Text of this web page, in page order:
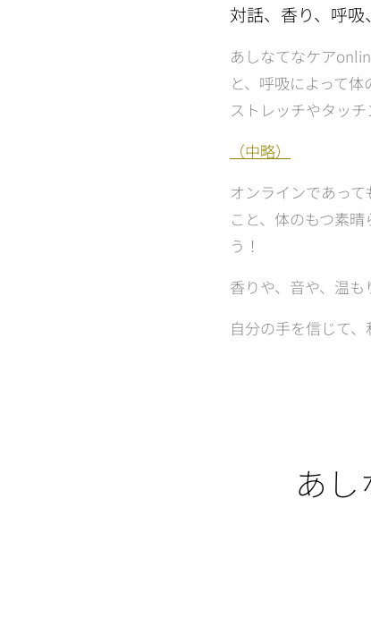
対話、香り、呼
あしなてなケア
と、呼吸によって
ストレッチやタッ
（中略）
オンラインであっ
こと、体のもつ素
う！
香りや、音や、温も
自分の手を信じて
あ